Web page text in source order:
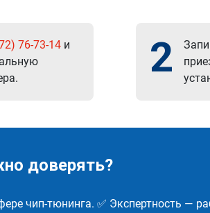
76-73-14 и
2
доверять?
чип-тюнинга. ✅ Экспертность —